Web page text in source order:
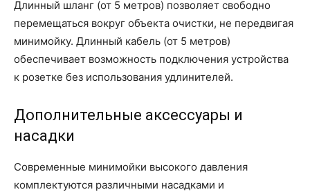
Длинный шланг (от 5 метров) позволяет свободно
перемещаться вокруг объекта очистки, не передвигая
минимойку. Длинный кабель (от 5 метров)
обеспечивает возможность подключения устройства
к розетке без использования удлинителей.
Дополнительные аксессуары и
насадки
Современные минимойки высокого давления
комплектуются различными насадками и